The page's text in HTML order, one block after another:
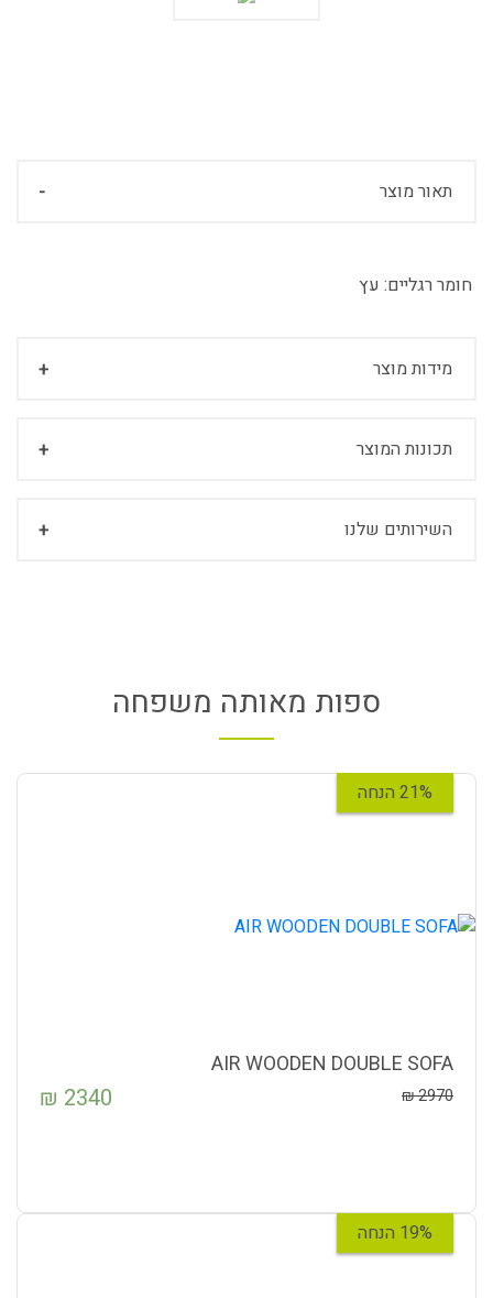
תאור מוצר
חומר רגליים: עץ
מידות מוצר
תכונות המוצר
השירותים שלנו
ספות מאותה משפחה
21% הנחה
AIR WOODEN DOUBLE SOFA
2970
₪
2340
₪
19% הנחה